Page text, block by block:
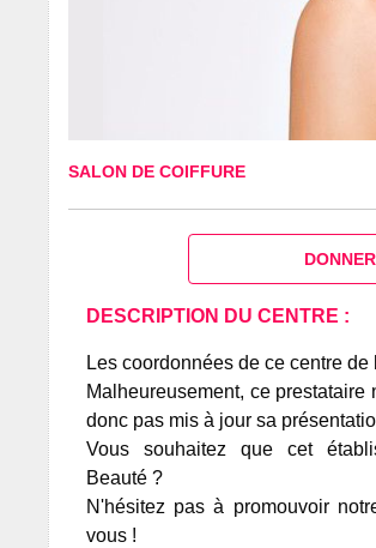
SALON DE COIFFURE
DESCRIPTION DU CENTRE :
Les coordonnées de ce centre
Malheureusement, ce
donc pas mis à jour sa
Vous souhaitez que cet
Beauté ?
N'hésitez pas à promouvoir
vous !